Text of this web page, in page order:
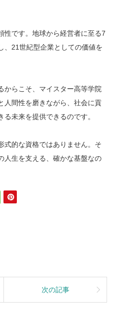
性です。地球から経営者に至る7
、21世紀型企業としての価値を
からこそ、マイスター高等学院
人間性を磨きながら、社会に貢
未来を提供できるのです。
式的な資格ではありません。そ
人生を支える、確かな基盤なの
次の記事